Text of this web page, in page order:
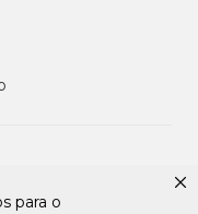
para o